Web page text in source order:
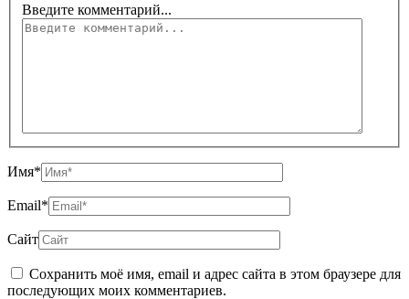
Введите комментарий...
Имя*
Email*
Сайт
Сохранить моё имя, email и адрес сайта в этом браузере для
последующих моих комментариев.